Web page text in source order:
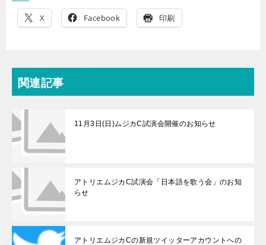
X Facebook 印刷
関連記事
11月3日(日)ムジカC試演会開催のお知らせ
アトリエムジカC試演会「日本語を歌う会」のお知
らせ
アトリエムジカCの新規ツイッターアカウントへの